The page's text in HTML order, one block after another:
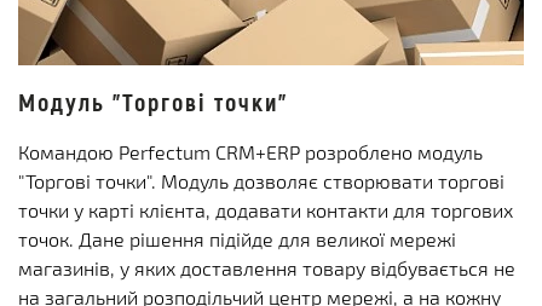
Модуль "Торгові точки"
Командою Perfectum CRM+ERP розроблено модуль
"Торгові точки". Модуль дозволяє створювати торгові
точки у карті клієнта, додавати контакти для торгових
точок. Дане рішення підійде для великої мережі
магазинів, у яких доставлення товару відбувається не
на загальний розподільчий центр мережі, а на кожну